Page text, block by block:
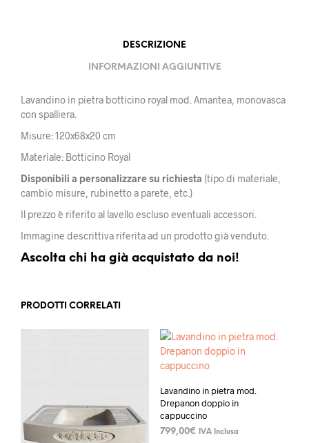
DESCRIZIONE
INFORMAZIONI AGGIUNTIVE
Lavandino in pietra botticino royal mod. Amantea, monovasca
con spalliera.
Misure: 120x68x20 cm
Materiale: Botticino Royal
Disponibili a personalizzare su richiesta (tipo di materiale,
cambio misure, rubinetto a parete, etc.)
Il prezzo è riferito al lavello escluso eventuali accessori.
Immagine descrittiva riferita ad un prodotto già venduto.
Ascolta chi ha già acquistato da noi!
PRODOTTI CORRELATI
Lavandino in pietra mod.
Drepanon doppio in
cappuccino
799,00€ IVA Inclusa